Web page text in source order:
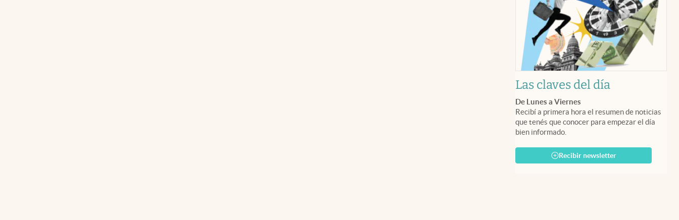
Las claves del día
De Lunes a Viernes
Recibí a primera hora el resumen de noticias
que tenés que conocer para empezar el día
bien informado.
Recibir newsletter